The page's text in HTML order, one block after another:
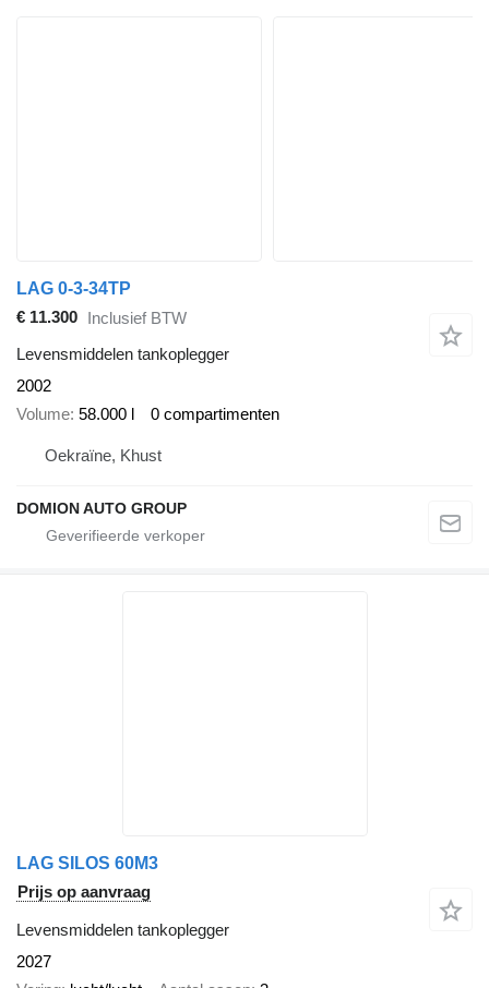
LAG 0-3-34TP
€ 11.300 Inclusief BTW
Levensmiddelen tankoplegger
2002
Volume 58.000 l 0 compartimenten
Oekraïne, Khust
DOMION AUTO GROUP
LAG SILOS 60M3
Prijs op aanvraag
Levensmiddelen tankoplegger
2027